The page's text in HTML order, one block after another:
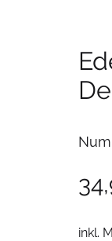
inkl.